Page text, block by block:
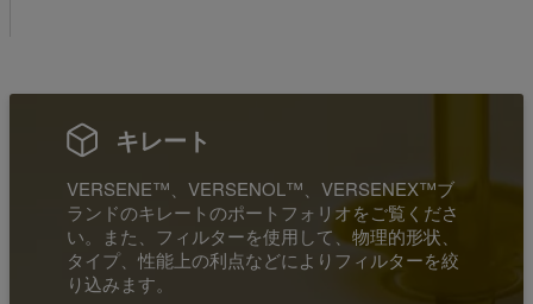
キレート
VERSENE™、VERSENOL™、VERSENEX™ブ
ランドのキレートのポートフォリオをご覧くださ
い。また、フィルターを使用して、物理的形状、
タイプ、性能上の利点などによりフィルターを絞
り込みます。